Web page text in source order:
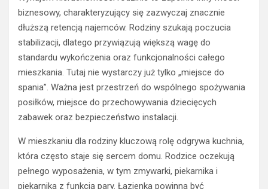
biznesowy, charakteryzujący się zazwyczaj znacznie
dłuższą retencją najemców. Rodziny szukają poczucia
stabilizacji, dlatego przywiązują większą wagę do
standardu wykończenia oraz funkcjonalności całego
mieszkania. Tutaj nie wystarczy już tylko „miejsce do
spania”. Ważna jest przestrzeń do wspólnego spożywania
posiłków, miejsce do przechowywania dziecięcych
zabawek oraz bezpieczeństwo instalacji.
W mieszkaniu dla rodziny kluczową rolę odgrywa kuchnia,
która często staje się sercem domu. Rodzice oczekują
pełnego wyposażenia, w tym zmywarki, piekarnika i
piekarnika z funkcją pary. Łazienka powinna być